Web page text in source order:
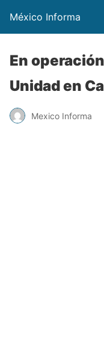
México Informa
En
Unidad en
Mexico Informa